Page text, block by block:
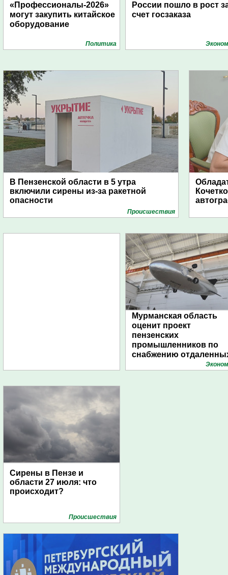
«Профессионалы-2026»
могут закупить китайское
оборудование
Политика
России пошло в рост
счет госзаказа
В Пензенской области в 5 утра
включили сирены из-за ракетной
опасности
Проиcшествия
Мурманская область
оценит проект
пензенских
промышленников по
снабжению
поселений с помощью
Сирены в Пензе и
области 27 июля: что
происходит?
Проиcшествия